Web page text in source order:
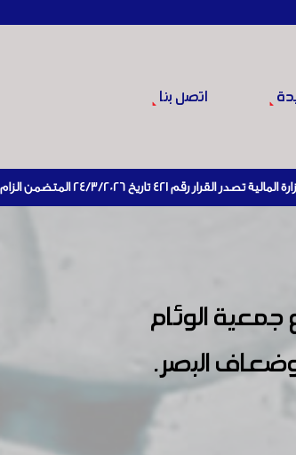
اتصل بنا
وزارة المالية تصدر القرار رقم 421 تاريخ 24/3/2026 المتضمن الزام
غرف الصناعة والتجارة حرصاً على الحد من ظاهرة المستورد
وزارة الاقتصاد والصناعة تصدر نظام الاستثمار في
في سوريا ( رقم 432 تاريخ 18/6/2025 )
الوئام
البصر.